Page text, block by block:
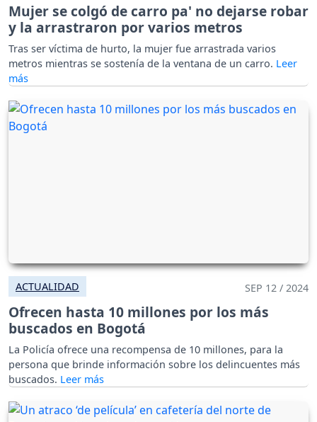
Mujer se colgó de carro pa' no dejarse robar
y la arrastraron por varios metros
Tras ser víctima de hurto, la mujer fue arrastrada varios
metros mientras se sostenía de la ventana de un carro.
ACTUALIDAD SEP 12 / 2024
Ofrecen hasta 10 millones por los más
buscados en Bogotá
La Policía ofrece una recompensa de 10 millones, para la
persona que brinde información sobre los delincuentes más
buscados.